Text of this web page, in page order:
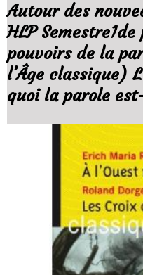
Autour des
HLP
pouvoirs de la
l’Âge classique)
quoi la parole